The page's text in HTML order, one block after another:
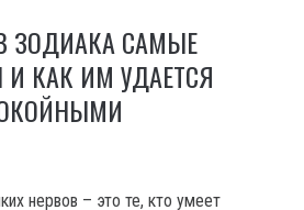
ЗОДИАКА САМЫЕ
КАК ИМ УДАЕТСЯ
нервов – это те, кто умеет